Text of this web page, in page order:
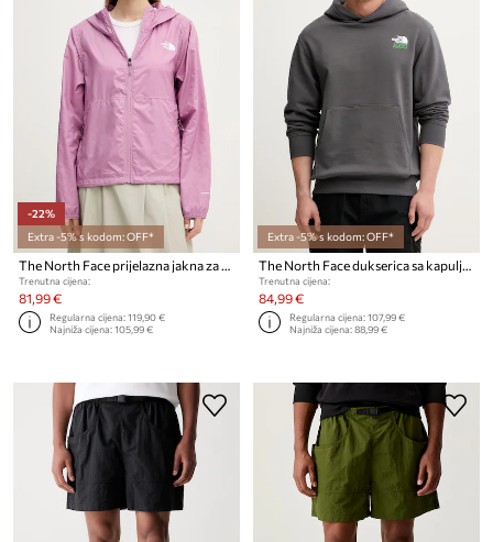
-22%
Extra -5% s kodom: OFF*
The North Face prijelazna jakna za žene TNF Cyclone
Trenutna cijena:
81,99 €
Regularna cijena:119,90 €
Najniža cijena:105,99 €
Extra -5% s kodom: OFF*
The North Face dukserica sa kapuljačom muška od pamuka 1966 MOTION
Trenutna cijena:
84,99 €
Regularna cijena:107,99 €
Najniža cijena:88,99 €